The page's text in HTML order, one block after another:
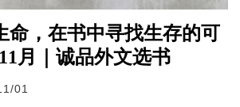
命，在书中寻找生存的可
月｜诚品外文选书
01